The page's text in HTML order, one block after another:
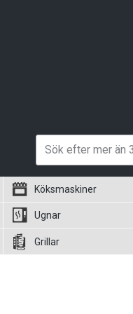
Köksmaskiner
Ugnar
Grillar